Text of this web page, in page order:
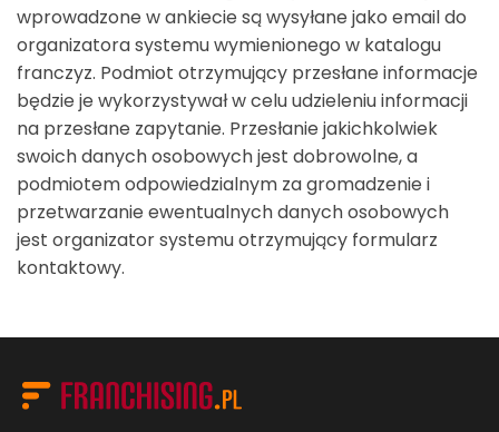
wprowadzone w ankiecie są wysyłane jako email do
organizatora systemu wymienionego w katalogu
franczyz. Podmiot otrzymujący przesłane informacje
będzie je wykorzystywał w celu udzieleniu informacji
na przesłane zapytanie. Przesłanie jakichkolwiek
swoich danych osobowych jest dobrowolne, a
podmiotem odpowiedzialnym za gromadzenie i
przetwarzanie ewentualnych danych osobowych
jest organizator systemu otrzymujący formularz
kontaktowy.